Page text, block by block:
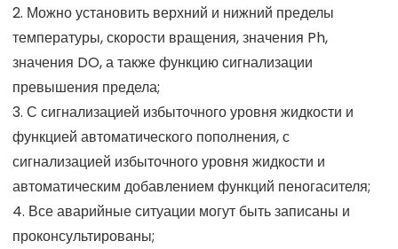
2. Можно установить верхний и нижний пределы
температуры, скорости вращения, значения Ph,
значения DO, а также функцию сигнализации
превышения предела;
3. С сигнализацией избыточного уровня жидкости и
функцией автоматического пополнения, с
сигнализацией избыточного уровня жидкости и
автоматическим добавлением функций пеногасителя;
4. Все аварийные ситуации могут быть записаны и
проконсультированы;